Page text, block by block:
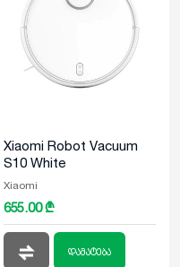
Xiaomi Robot Vacuum
S10 White
Xiaomi
655.00 ₾
დამატება